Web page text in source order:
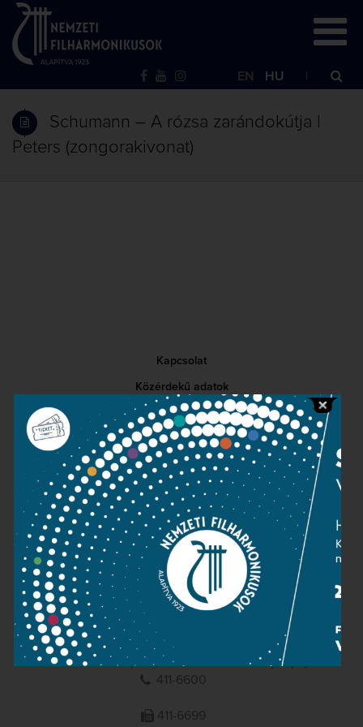
EN HU
Schumann – A rózsa zarándokútja |
Peters (zongorakivonat)
Kapcsolat
Közérdekű adatok
Sajtószoba
Adatvédelem
Impresszum
NEMZETI
FILHARMONIKUSOK
1095 Budapest, Komor Marcell u. 1. (Müpa)
411-6600
411-6699